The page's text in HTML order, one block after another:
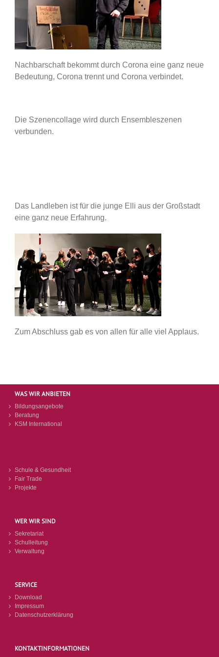
Nachbarschaft bekommt durch Corona eine ganz neue
Bedeutung, Corona trennt und Corona verbindet.
Die Szenencollage wird durch Ensembleszenen
verbunden.
Das Landleben ist für die junge Elli aus der Großstadt
eine ganz neue Erfahrung.
Zum Abschluss gab es von allen für alle viel Applaus.
WAS WIR ANBIETEN
Bildungsangebote
Beratung
KSM International
Schule & Gesundheit
Fair Trade
Projekte
WER WIR SIND
Sekretariat
Schulleitung
Verwaltung
SERVICE
Download
Impressum
Datenschutzerklärung
KONTAKTINFORMATIONEN